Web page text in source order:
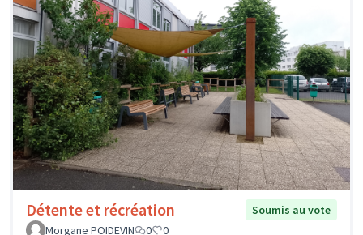
Détente et récréation
Soumis au vote
Morgane POIDEVIN
0 0